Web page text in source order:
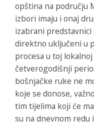
opština na području
izbori imaju i onaj
izabrani
direktno uključeni u
procesa u toj
četverogodišnji
bošnjačke ruke ne
koje se donose,
tim tijelima koji će
su na dnevnom redu